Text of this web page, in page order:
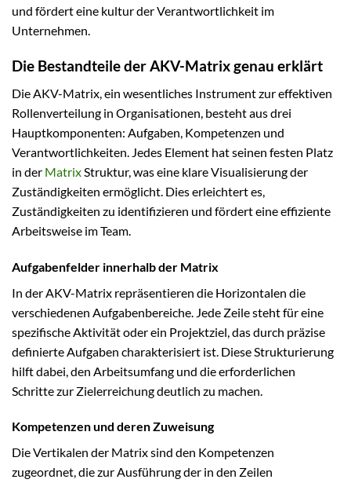
und fördert eine kultur der Verantwortlichkeit im
Unternehmen.
Die Bestandteile der AKV-Matrix genau erklärt
Die AKV-Matrix, ein wesentliches Instrument zur effektiven
Rollenverteilung in Organisationen, besteht aus drei
Hauptkomponenten: Aufgaben, Kompetenzen und
Verantwortlichkeiten. Jedes Element hat seinen festen Platz
in der MatrixStruktur, was eine klare Visualisierung der
Zuständigkeiten ermöglicht. Dies erleichtert es,
Zuständigkeiten zu identifizieren und fördert eine effiziente
Arbeitsweise im Team.
Aufgabenfelder innerhalb der Matrix
In der AKV-Matrix repräsentieren die Horizontalen die
verschiedenen Aufgabenbereiche. Jede Zeile steht für eine
spezifische Aktivität oder ein Projektziel, das durch präzise
definierte Aufgaben charakterisiert ist. Diese Strukturierung
hilft dabei, den Arbeitsumfang und die erforderlichen
Schritte zur Zielerreichung deutlich zu machen.
Kompetenzen und deren Zuweisung
Die Vertikalen der Matrix sind den Kompetenzen
zugeordnet, die zur Ausführung der in den Zeilen